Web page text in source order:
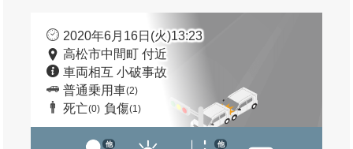
2020年6月16日(火)13:23
高松市中間町 付近
車両相互 小破事故
普通乗用車(2)
死亡(0) 負傷(1)
他 他